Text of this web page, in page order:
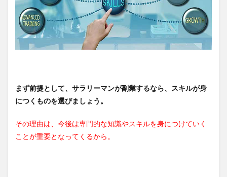
まず前提として、サラリーマンが副業するなら、スキルが身
につくものを選びましょう。
その理由は、今後は専門的な知識やスキルを身につけていく
ことが重要となってくるから。